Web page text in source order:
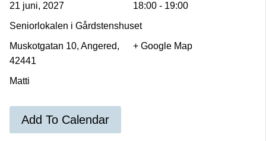
21 juni, 2027
18:00 - 19:00
Seniorlokalen i Gårdstenshuset
Muskotgatan 10, Angered,
42441
+ Google Map
Matti
Add To Calendar